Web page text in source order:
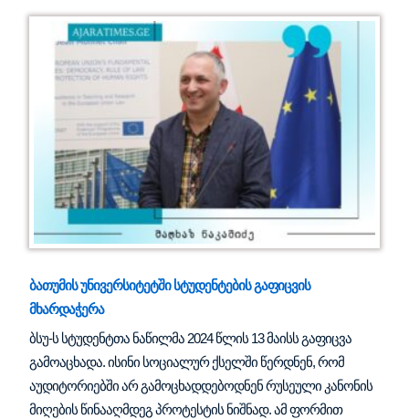
ბათუმის უნივერსიტეტში სტუდენტების გაფიცვის
მხარდაჭერა
ბსუ-ს სტუდენტთა ნაწილმა 2024 წლის 13 მაისს გაფიცვა
გამოაცხადა. ისინი სოციალურ ქსელში წერდნენ, რომ
აუდიტორიებში არ გამოცხადდებოდნენ რუსეული კანონის
მიღების წინააღმდეგ პროტესტის ნიშნად. ამ ფორმით